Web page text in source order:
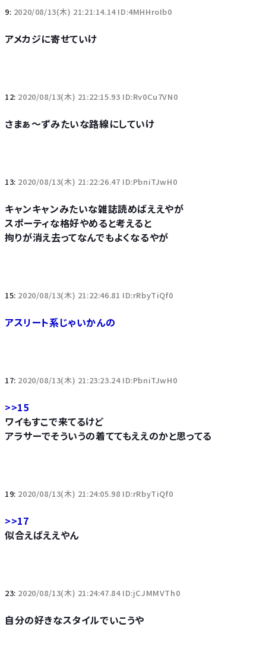
9: 2020/08/13(木) 21:21:14.14 ID:4MHHroIb0
アメカジに寄せていけ
12: 2020/08/13(木) 21:22:15.93 ID:Rv0Cu7VN0
さまぁ～ずみたいな路線にしていけ
13: 2020/08/13(木) 21:22:26.47 ID:PbniTJwH0
キャンキャンみたいな雑誌読めばええやが
スポーティな格好やめると考えると
拘りが消え去ってなんでもよくなるやが
15: 2020/08/13(木) 21:22:46.81 ID:rRbyTiQf0
アスリート系じゃいかんの
17: 2020/08/13(木) 21:23:23.24 ID:PbniTJwH0
>>15
ワイもすこで来てるけど
アラサーでそういうの着ててもええのかと思ってる
19: 2020/08/13(木) 21:24:05.98 ID:rRbyTiQf0
>>17
似合えばええやん
23: 2020/08/13(木) 21:24:47.84 ID:jCJMMVTh0
自分の好きなスタイルでいこうや